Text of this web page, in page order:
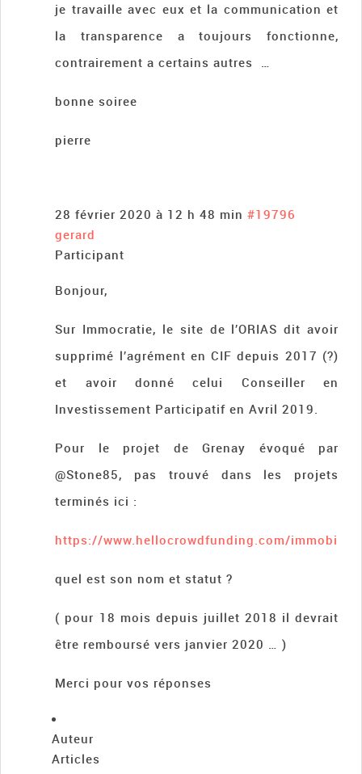
je travaille avec eux et la communication et
la transparence a toujours fonctionne,
contrairement a certains autres …
bonne soiree
pierre
28 février 2020 à 12 h 48 min #19796
gerard
Participant
Bonjour,
Sur Immocratie, le site de l’ORIAS dit avoir
supprimé l’agrément en CIF depuis 2017 (?)
et avoir donné celui Conseiller en
Investissement Participatif en Avril 2019.
Pour le projet de Grenay évoqué par
@Stone85, pas trouvé dans les projets
terminés ici :
https://www.hellocrowdfunding.com/
quel est son nom et statut ?
( pour 18 mois depuis juillet 2018 il devrait
être remboursé vers janvier 2020 … )
Merci pour vos réponses
Auteur
Articles